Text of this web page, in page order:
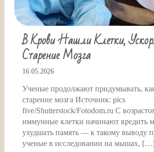
В Крови Нашли Клетки,
Старение Мозга
16.05.2026
Ученые продолжают придумывать,
старение мозга Источник: pics
five/Shutterstock/Fotodom.ru С
иммунные клетки начинают вредить
ухудшать память — к такому выводу
ученые в исследовании на мышах, […]